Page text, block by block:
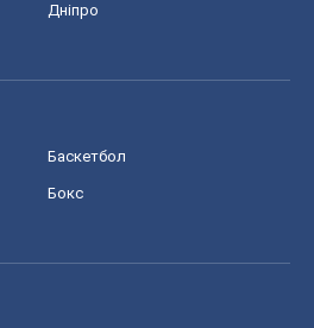
Дніпро
Баскетбол
Бокс